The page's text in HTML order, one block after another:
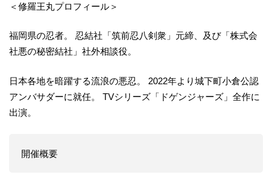
＜修羅王丸プロフィール＞
福岡県の忍者。 忍結社「筑前忍八剣衆」元締、及び「株式会
社悪の秘密結社」社外相談役。
日本各地を暗躍する流浪の悪忍。 2022年より城下町小倉公認
アンバサダーに就任。 TVシリーズ「ドゲンジャーズ」全作に
出演。
開催概要